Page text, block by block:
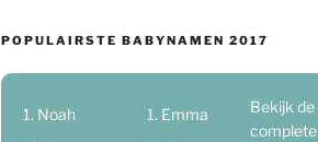
POPULAIRSTE BABYNAMEN 2017
Noah Emma
Bekijk de
complete